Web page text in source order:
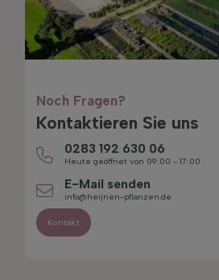
Noch Fragen?
Kontaktieren Sie uns
0283 192 630 06
Heute geöffnet von 09:00 - 17:00
E-Mail senden
info@heijnen-pflanzen.de
Kontakt